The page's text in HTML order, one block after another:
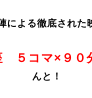
による徹底された
５コマ×９０
んと！